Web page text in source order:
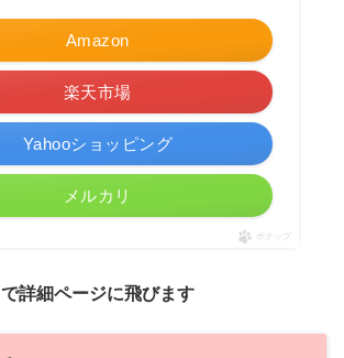
Amazon
楽天市場
Yahooショッピング
メルカリ
ポチップ
詳細ページに飛びます